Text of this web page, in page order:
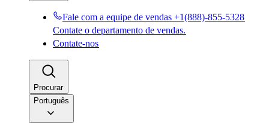
Fale com a equipe de vendas +1(888)-855-5328​​
Contate o departamento de vendas.​​
Contate-nos​​
Procurar​​
Português